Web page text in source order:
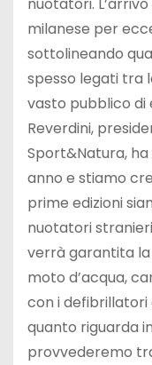
milanese per
sottolineando
spesso legati tra
vasto pubblico di
Reverdini,
Sport&Natura, ha
anno e stiamo
prime edizioni
nuotatori
verrà garantita la
moto d’acqua,
con i defibrillatori
quanto riguarda
provvederemo